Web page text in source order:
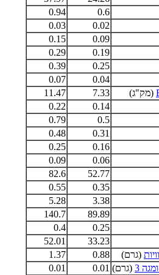
0.6
0.94
0.02
0.03
0.09
0.15
0.19
0.29
0.25
0.39
0.04
0.07
(מק"ג) 7.33
11.47
0.14
0.22
0.5
0.79
0.31
0.48
0.16
0.25
0.06
0.09
52.77
82.6
0.35
0.55
3.38
5.28
89.89
140.7
0.25
0.4
33.23
52.01
(גרם) 0.88
1.37
3
(גרם) 0.01
0.01